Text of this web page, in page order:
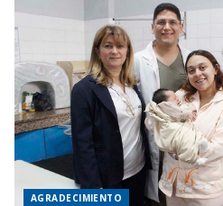
AGRADECIMIENTO